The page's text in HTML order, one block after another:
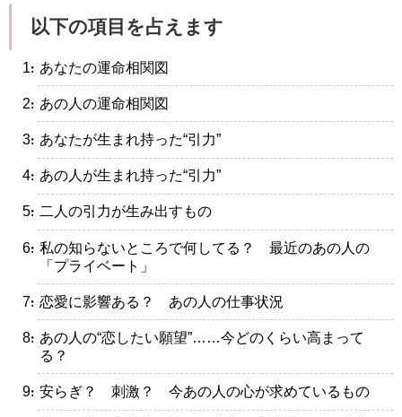
以下の項目を占えます
・あなたの運命相関図
・あの人の運命相関図
・あなたが生まれ持った“引力”
・あの人が生まれ持った“引力”
・二人の引力が生み出すもの
・私の知らないところで何してる？ 最近のあの人の
「プライベート」
・恋愛に影響ある？ あの人の仕事状況
・あの人の“恋したい願望”……今どのくらい高まって
る？
・安らぎ？ 刺激？ 今あの人の心が求めているもの